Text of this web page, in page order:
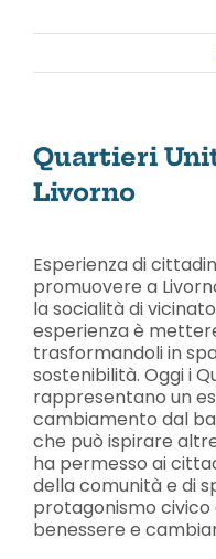
Quartieri
Livorno
immagine
Esperienza di
promuovere a
la socialità di
esperienza è
trasformandoli in
sostenibilità. Oggi i
rappresentano un
cambiamento dal
che può ispirare
ha permesso ai
della comunità e di
protagonismo
benessere e